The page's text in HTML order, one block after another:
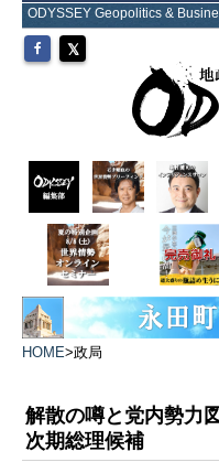
ODYSSEY Geopolitics &
HOME>政局
解散の噂と党内勢力
次期総理候補